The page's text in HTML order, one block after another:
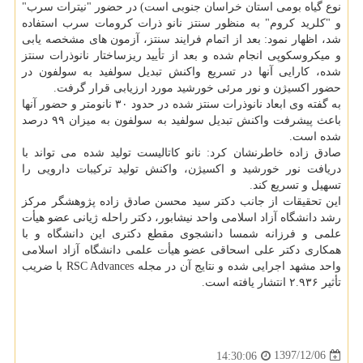
نوع گیاه بومی استان خراسان جنوبی است) در حضور "نیترات سرب"
و "كلرید كروم" به منظور سنتز نانو ذرات كرومات سرب استفاده
شد، اظهار نمود: بعد از اتمام فرایند سنتز، آزمون های مشخصه یابی
و میكروسكوپی انجام شده و بعد از تأیید ریزساختار نانوذرات سنتز
شده، كارایی آنها در تسریع واكنش تبدیل سولفید به سولفون در
حضور اكسیژن و نور مرئی خورشید مورد ارزیابی قرار گرفت.
به گفته وی ابعاد نانوذرات سنتز شده در حدود ۳۰ نانومتر و حضور آنها
باعث پیشرفت واكنش تبدیل سولفید به سولفون به میزان ۹۹ درصد
شده است.
صادق زاده خاطرنشان كرد: نانو كاتالیست تولید شده می تواند با
دریافت نور خورشید و اكسیژن، واكنش تولید تركیبات دارویی را
تسهیل و تسریع كند.
این تحقیقات از جانب دكتر سید محسن صادق زاده پژوهشگر مركز
رشد دانشگاه آزاد اسلامی واحد نیشابور، دكتر راحله ژیانی عضو هیأت
علمی و فرزانه شمسا دانشجوی مقطع دكتری این دانشگاه و با
همكاری دكتر علی اسحاقی عضو هیأت علمی دانشگاه آزاد اسلامی
واحد مشهد اجرایی شده و نتایج آن در مجله RSC Advances با ضریب
تأثیر ۲.۹۳۶ انتشار یافته است.
1397/12/06
14:30:06